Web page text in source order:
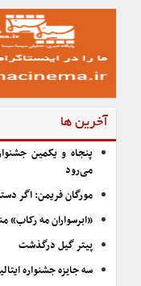
آخرین ها
پنجاه و یکمین
می‌رود
مورگان فریمن: اگر
«ابرسواران مه رکاب»
پیتر گیل درگذشت
سه جایزه جشنواره